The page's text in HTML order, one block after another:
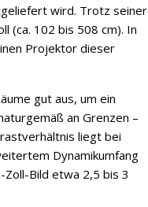
wird. Trotz seiner
(ca. 102 bis 508 cm). In
Projektor dieser
gut aus, um ein
an Grenzen –
liegt bei
Dynamikumfang
Bild etwa 2,5 bis 3